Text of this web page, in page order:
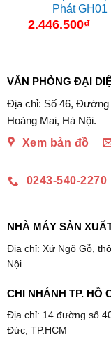
Phát GH01
2.446.500₫
VĂN PHÒNG ĐẠI
Địa chỉ: Số 46, Đường
Hoàng Mai, Hà Nội.
Xem bản đồ
0243-540-2270
NHÀ MÁY SẢN
Địa chỉ: Xứ Ngõ Gỗ,
Nội
CHI NHÁNH TP. HỒ
Địa chỉ: 14 đường số
Đức, TP.HCM